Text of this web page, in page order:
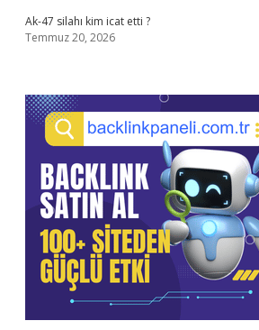
Ak-47 silahı kim icat etti ?
Temmuz 20, 2026